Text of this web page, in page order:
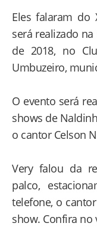
Eles falaram do
será realizado
de 2018, no
Umbuzeiro,
O evento será
shows de
o cantor Celson
Very falou da
palco,
telefone, o
show. Confira no